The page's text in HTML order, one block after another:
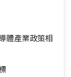
體產業政策相